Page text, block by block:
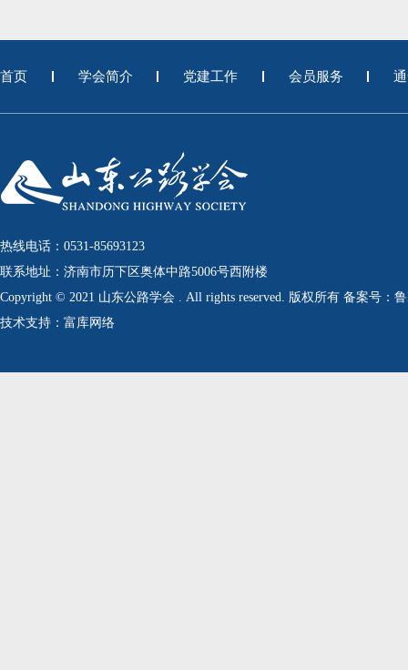
首页 学会简介 党建工作 会员服务
热线电话：0531-85693123
联系地址：济南市历下区奥体中路5006号西附楼
Copyright © 2021 山东公路学会 . All rights reserved. 版权所有 备案号：鲁
技术支持：富库网络